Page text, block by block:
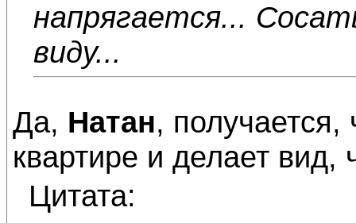
напрягается...
виду...
Да, Натан, получается,
квартире и делает вид,
Цитата: